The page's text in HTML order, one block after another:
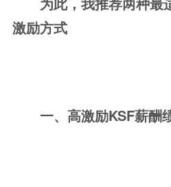
激励方式
一、高激励KSF薪酬